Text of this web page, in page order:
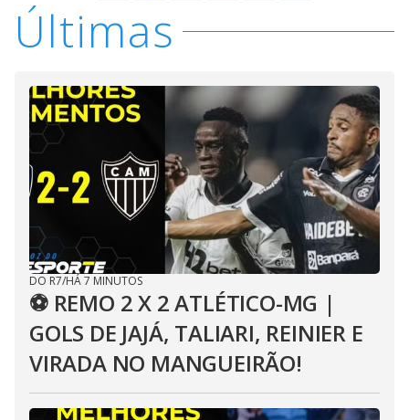
Últimas
DO R7/HÁ 7 MINUTOS
⚽ REMO 2 X 2 ATLÉTICO-MG |
GOLS DE JAJÁ, TALIARI, REINIER E
VIRADA NO MANGUEIRÃO!